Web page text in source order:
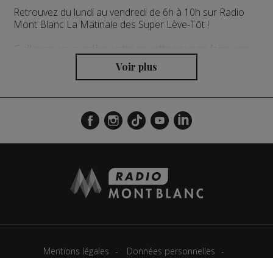
Retrouvez du lundi au vendredi de 6h à 10h sur Radio
Mont Blanc La Matinale des Super Lève-Tôt !
Guillaume vous enlève votre couette pour en faire une
cape avec un seul objectif : vous emmener au travail de
bonne humeur ! Le local au sommet avec des invités
l'horoscope, l'agenda et pleins d'autres surprises à
retrouver chaque matinée !
L'actualité régionale en continu présentée toutes les
demi-heures par la rédaction de Radio Mont Blanc.
Mentions légales
Données personnelles